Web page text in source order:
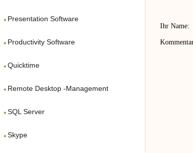
Presentation Software
Productivity Software
Quicktime
Remote Desktop -Management
SQL Server
Skype
Ihr Name: